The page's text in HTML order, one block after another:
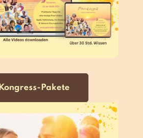
Kongress-Pakete